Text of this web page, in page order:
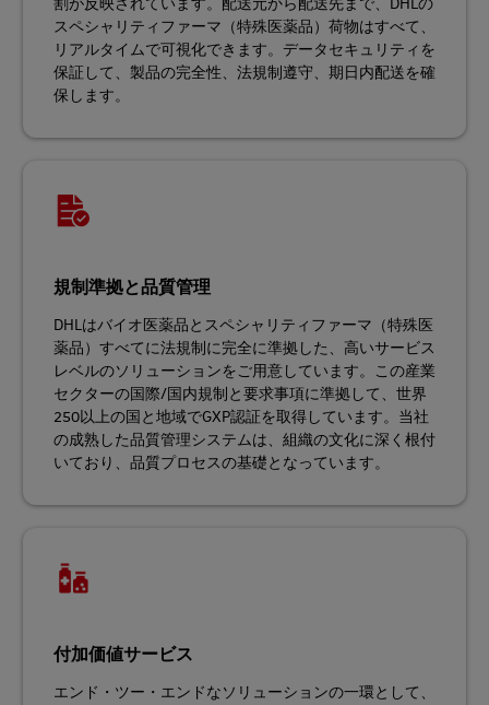
割が反映されています。配送元から配送先まで、DHLの
スペシャリティファーマ（特殊医薬品）荷物はすべて、
リアルタイムで可視化できます。データセキュリティを
保証して、製品の完全性、法規制遵守、期日内配送を確
保します。
規制準拠と品質管理
DHLはバイオ医薬品とスペシャリティファーマ（特殊医
薬品）すべてに法規制に完全に準拠した、高いサービス
レベルのソリューションをご用意しています。この産業
セクターの国際/国内規制と要求事項に準拠して、世界
250以上の国と地域でGXP認証を取得しています。当社
の成熟した品質管理システムは、組織の文化に深く根付
いており、品質プロセスの基礎となっています。
付加価値サービス
エンド・ツー・エンドなソリューションの一環として、